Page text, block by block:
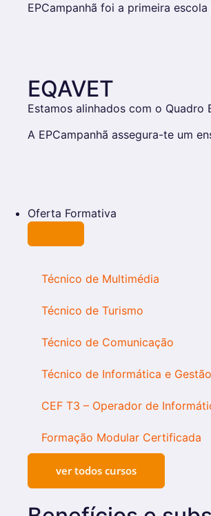
EPCampanhã foi a primeira
EQAVET
Estamos alinhados com o Quadro
A EPCampanhã assegura-te um
Oferta Formativa
Técnico de Multimédia
Técnico de Turismo
Técnico de Comunicação
Técnico de Informática e Gestão
CEF T3 – Operador de
Formação Modular Certificada
ver todos cursos